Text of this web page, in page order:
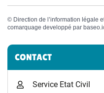
© Direction de l’information légale
comarquage developpé par
Informations
CONTACT
Service Etat Civil